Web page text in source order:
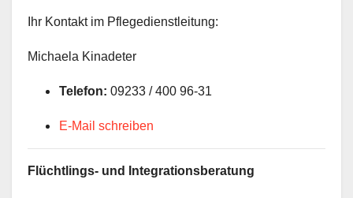
Ihr Kontakt im Pflegedienstleitung:
Michaela Kinadeter
Telefon: 09233 / 400 96-31
E-Mail schreiben
Flüchtlings- und Integrationsberatung